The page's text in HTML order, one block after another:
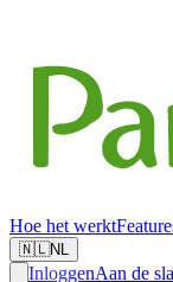
Hoe het werkt
🇳🇱NL
InloggenAan de